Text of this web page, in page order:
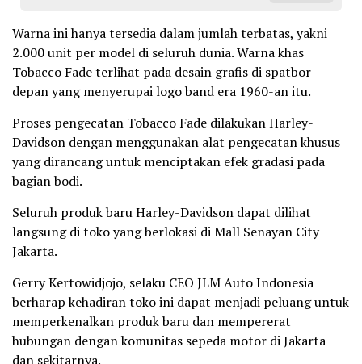
Warna ini hanya tersedia dalam jumlah terbatas, yakni
2.000 unit per model di seluruh dunia. Warna khas
Tobacco Fade terlihat pada desain grafis di spatbor
depan yang menyerupai logo band era 1960-an itu.
Proses pengecatan Tobacco Fade dilakukan Harley-
Davidson dengan menggunakan alat pengecatan khusus
yang dirancang untuk menciptakan efek gradasi pada
bagian bodi.
Seluruh produk baru Harley-Davidson dapat dilihat
langsung di toko yang berlokasi di Mall Senayan City
Jakarta.
Gerry Kertowidjojo, selaku CEO JLM Auto Indonesia
berharap kehadiran toko ini dapat menjadi peluang untuk
memperkenalkan produk baru dan mempererat
hubungan dengan komunitas sepeda motor di Jakarta
dan sekitarnya.